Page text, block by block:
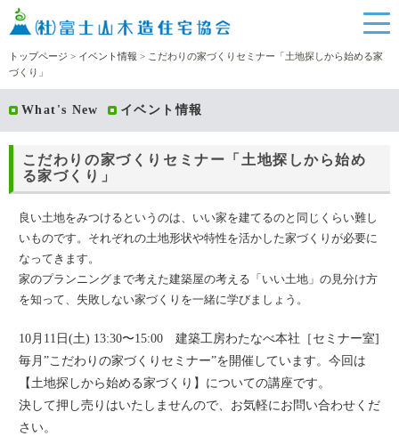
トップページ > イベント情報 > こだわりの家づくりセミナー「土地探しから始める家
づくり」
What's New イベント情報
こだわりの家づくりセミナー「土地探しから始め
る家づくり」
良い土地をみつけるというのは、いい家を建てるのと同じくらい難し
いものです。それぞれの土地形状や特性を活かした家づくりが必要に
なってきます。
家のプランニングまで考えた建築屋の考える「いい土地」の見分け方
を知って、失敗しない家づくりを一緒に学びましょう。
10月11日(土) 13:30〜15:00 建築工房わたなべ本社［セミナー室]
毎月”こだわりの家づくりセミナー”を開催しています。今回は
【土地探しから始める家づくり】についての講座です。
決して押し売りはいたしませんので、お気軽にお問い合わせくだ
さい。